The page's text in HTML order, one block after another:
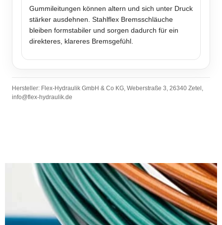
Gummileitungen können altern und sich unter Druck
stärker ausdehnen. Stahlflex Bremsschläuche
bleiben formstabiler und sorgen dadurch für ein
direkteres, klareres Bremsgefühl.
Hersteller: Flex-Hydraulik GmbH & Co KG, Weberstraße 3, 26340 Zetel,
info@flex-hydraulik.de